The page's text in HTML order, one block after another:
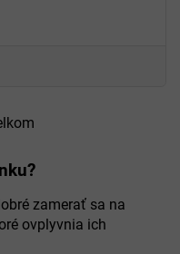
zamerať sa na
ovplyvnia ich